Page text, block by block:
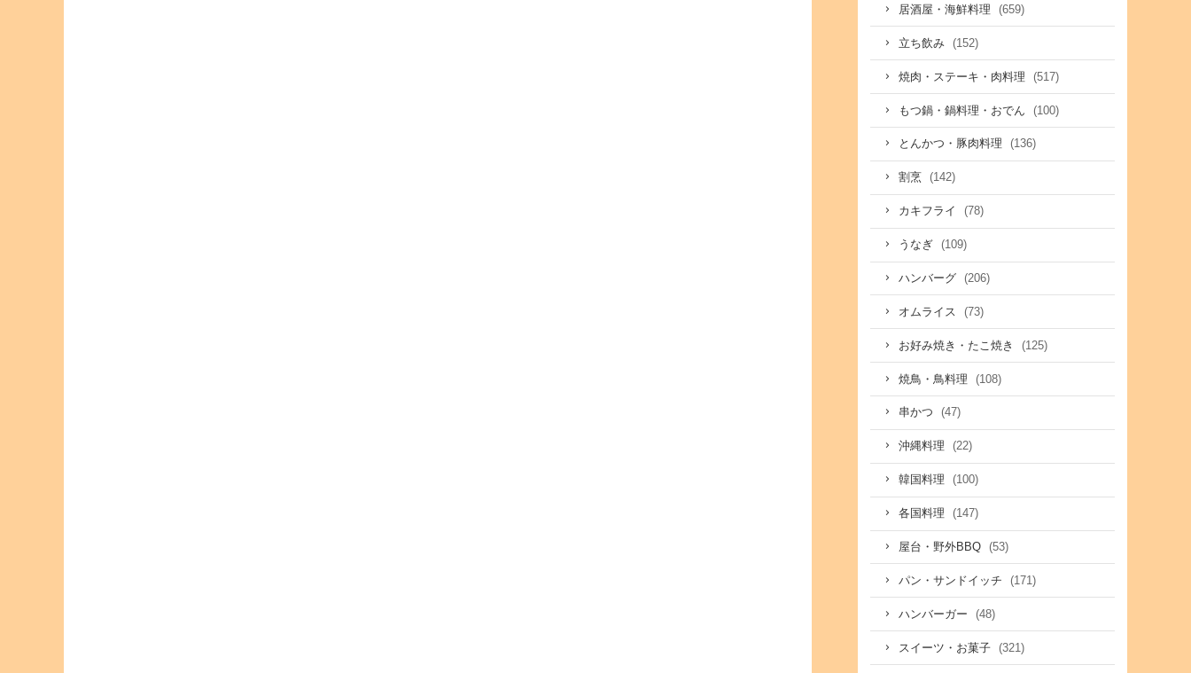
居酒屋・海鮮料理 (659)
立ち飲み (152)
焼肉・ステーキ・肉料理 (517)
もつ鍋・鍋料理・おでん (100)
とんかつ・豚肉料理 (136)
割烹 (142)
カキフライ (78)
うなぎ (109)
ハンバーグ (206)
オムライス (73)
お好み焼き・たこ焼き (125)
焼鳥・鳥料理 (108)
串かつ (47)
沖縄料理 (22)
韓国料理 (100)
各国料理 (147)
屋台・野外BBQ (53)
パン・サンドイッチ (171)
ハンバーガー (48)
スイーツ・お菓子 (321)